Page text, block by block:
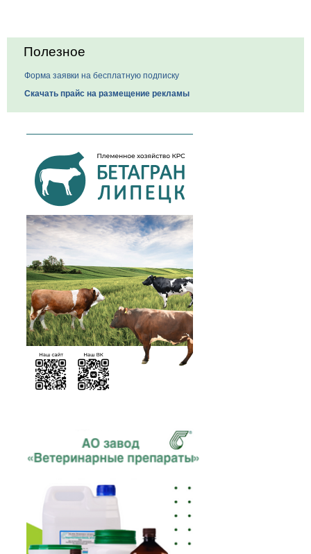
Полезное
Форма заявки на бесплатную подписку
Скачать прайс на размещение рекламы